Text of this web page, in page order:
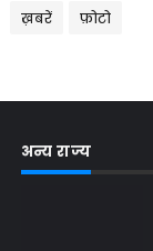
ख़बरें फ़ोटो
अन्य राज्य